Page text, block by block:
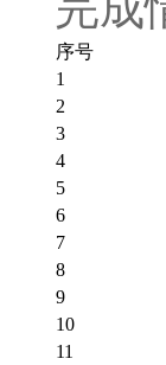
序号
1
2
3
4
5
6
7
8
9
10
11